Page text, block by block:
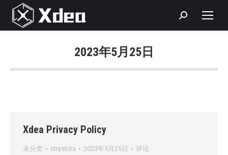
Search:
2023年5月25日
您在这里：
Xdea Privacy Policy
未分类 ctrysbita 2023年5月25日 评论